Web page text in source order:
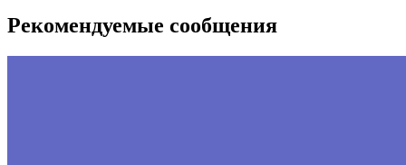
Рекомендуемые сообщения